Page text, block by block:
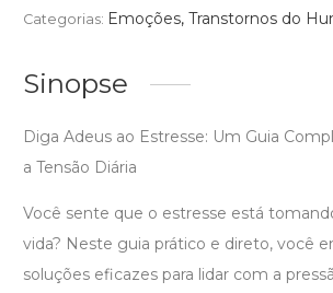
Categorias: Emoções, Transtornos do
Sinopse
Diga Adeus ao Estresse: Um Guia
a Tensão Diária
Você sente que o estresse está
vida? Neste guia prático e direto, você
soluções eficazes para lidar com a